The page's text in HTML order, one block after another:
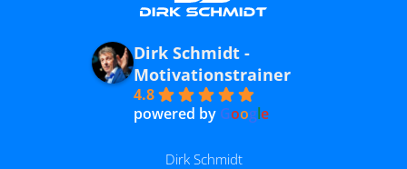
Dirk Schmidt -
Motivationstrainer
4.8
powered by Google
Dirk Schmidt